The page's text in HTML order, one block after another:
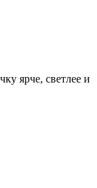
ярче, светлее и